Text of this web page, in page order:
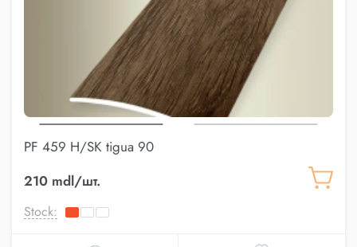
PF 459 H/SK tigua 90
210 mdl/шт.
Stock: